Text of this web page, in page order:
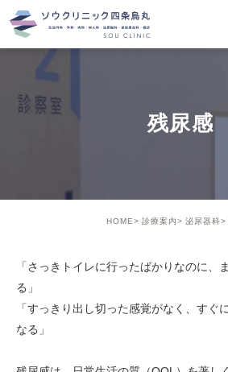
残尿感
HOME 診療案内 泌尿器科
「さっきトイレに行ったばかりなのに、
る」
「すっきり出し切った感覚がなく、すぐ
なる」